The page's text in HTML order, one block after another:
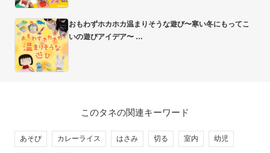
おもわずホカホカ温まりそうな遊び〜寒い冬にもってこ
いの遊びアイデア〜
このタネの関連キーワード
あそび カレーライス はさみ 切る 室内 幼児